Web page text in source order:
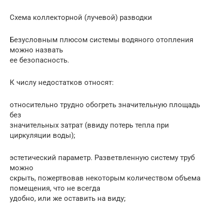
Схема коллекторной (лучевой) разводки
Безусловным плюсом системы водяного отопления
можно назвать
ее безопасность.
К числу недостатков относят:
относительно трудно обогреть значительную площадь
без
значительных затрат (ввиду потерь тепла при
циркуляции воды);
эстетический параметр. Разветвленную систему труб
можно
скрыть, пожертвовав некоторым количеством объема
помещения, что не всегда
удобно, или же оставить на виду;